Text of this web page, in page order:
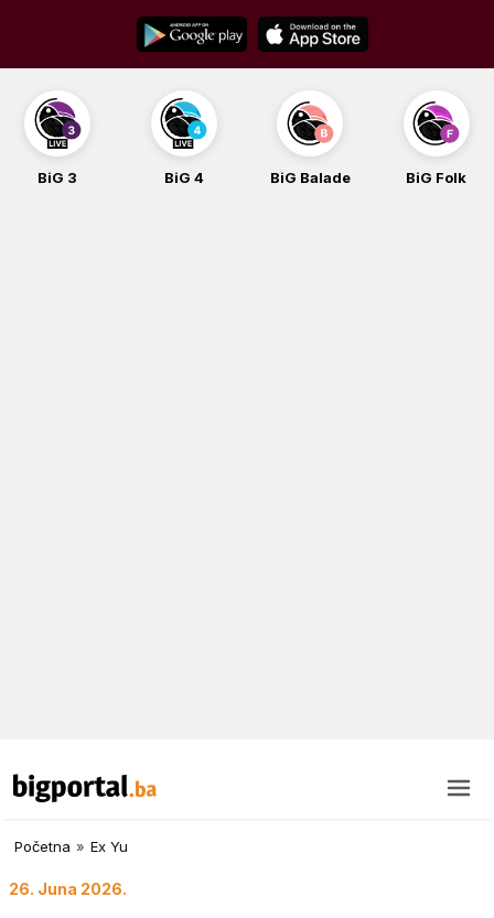
content
BiG 4 BiG Balade BiG Folk BiG iG
Početna » Ex Yu
26. Juna 2026.